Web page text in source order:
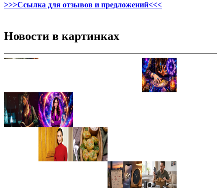
>>>Ссылка для отзывов и предложений<<<
Новости в картинках